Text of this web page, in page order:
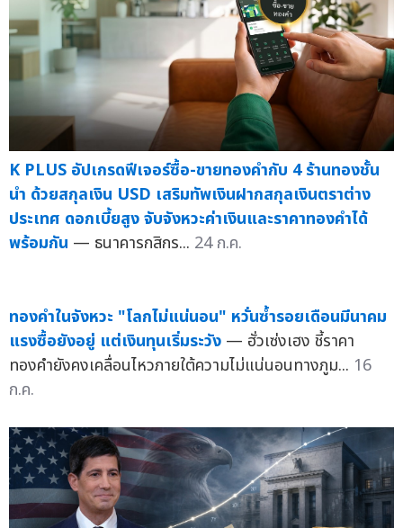
K PLUS อัปเกรดฟีเจอร์ซื้อ-ขายทองคำกับ 4 ร้านทองชั้น
นำ ด้วยสกุลเงิน USD เสริมทัพเงินฝากสกุลเงินตราต่าง
ประเทศ ดอกเบี้ยสูง จับจังหวะค่าเงินและราคาทองคำได้
พร้อมกัน — ธนาคารกสิกร... 24 ก.ค.
ทองคำในจังหวะ "โลกไม่แน่นอน" หวั่นซ้ำรอยเดือนมีนาคม
แรงซื้อยังอยู่ แต่เงินทุนเริ่มระวัง — ฮั่วเซ่งเฮง ชี้ราคา
ทองคำยังคงเคลื่อนไหวภายใต้ความไม่แน่นอนทางภูม... 16
ก.ค.